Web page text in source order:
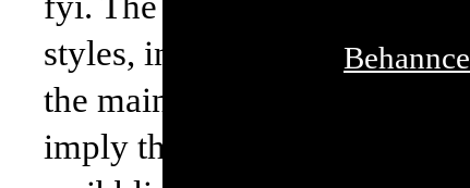
Behannce
styles, including
the main titles,
imply the sale of